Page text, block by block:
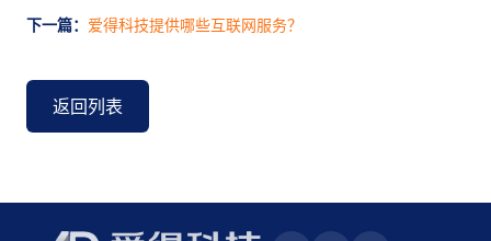
下一篇： 爱得科技提供哪些互联网服务？
返回列表